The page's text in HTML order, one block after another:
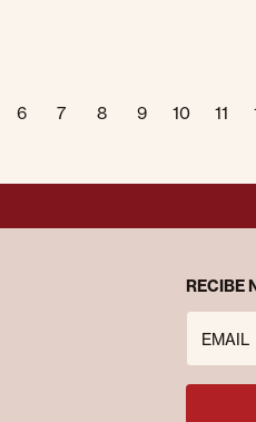
6 7 8 9 10 11
RECIBE
EMAIL